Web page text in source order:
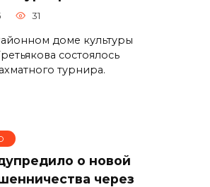
31
доме культуры
состоялось
турнира.
о новой
через